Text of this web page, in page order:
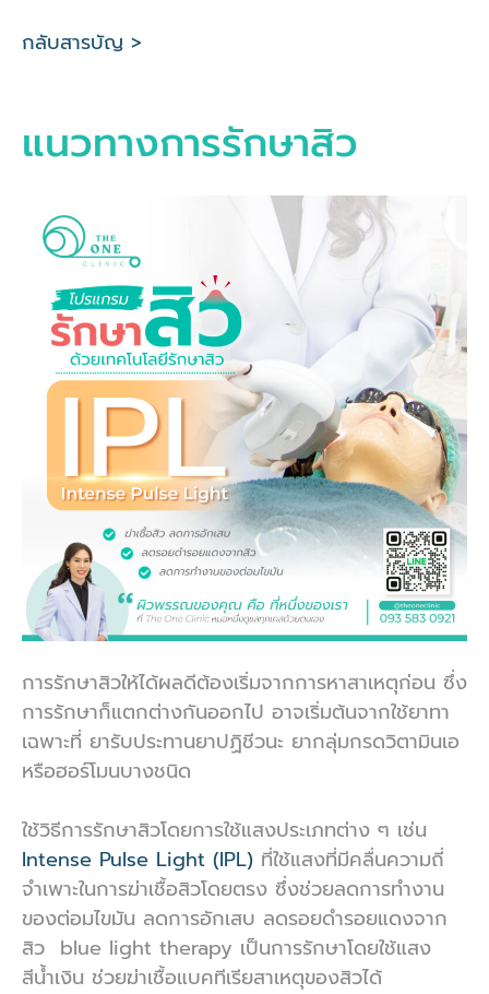
กลับสารบัญ >
แนวทางการรักษาสิว
การรักษาสิวให้ได้ผลดีต้องเริ่มจากการหาสาเหตุก่อน ซึ่ง
การรักษาก็แตกต่างกันออกไป อาจเริ่มต้นจากใช้ยาทา
เฉพาะที่ ยารับประทานยาปฏิชีวนะ ยากลุ่มกรดวิตามินเอ
หรือฮอร์โมนบางชนิด
ใช้วิธีการรักษาสิวโดยการใช้แสงประเภทต่าง ๆ เช่น
Intense Pulse Light (IPL) ที่ใช้แสงที่มีคลื่นความถี่
จำเพาะในการฆ่าเชื้อสิวโดยตรง ซึ่งช่วยลดการทำงาน
ของต่อมไขมัน ลดการอักเสบ ลดรอยดำรอยแดงจาก
สิว blue light therapy เป็นการรักษาโดยใช้แสง
สีน้ำเงิน ช่วยฆ่าเชื้อแบคทีเรียสาเหตุของสิวได้